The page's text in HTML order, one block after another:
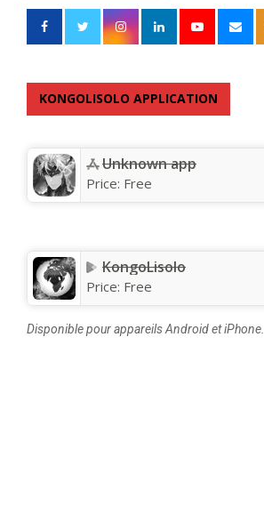
KONGOLISOLO APPLICATION
Unknown app
Price: Free
KongoLisolo
Price: Free
Disponible pour appareils Android et iPhone.